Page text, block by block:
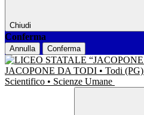
Chiudi
Conferma
Annulla Conferma
JACOPONE DA TODI • Todi (PG)
Scientifico • Scienze Umane